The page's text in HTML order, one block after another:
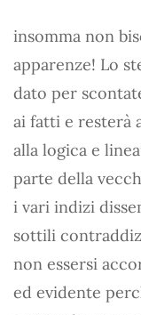
insomma non
apparenze! Lo
dato per
ai fatti e resterà
alla logica e
parte della
i vari indizi
sottili
non essersi
ed evidente